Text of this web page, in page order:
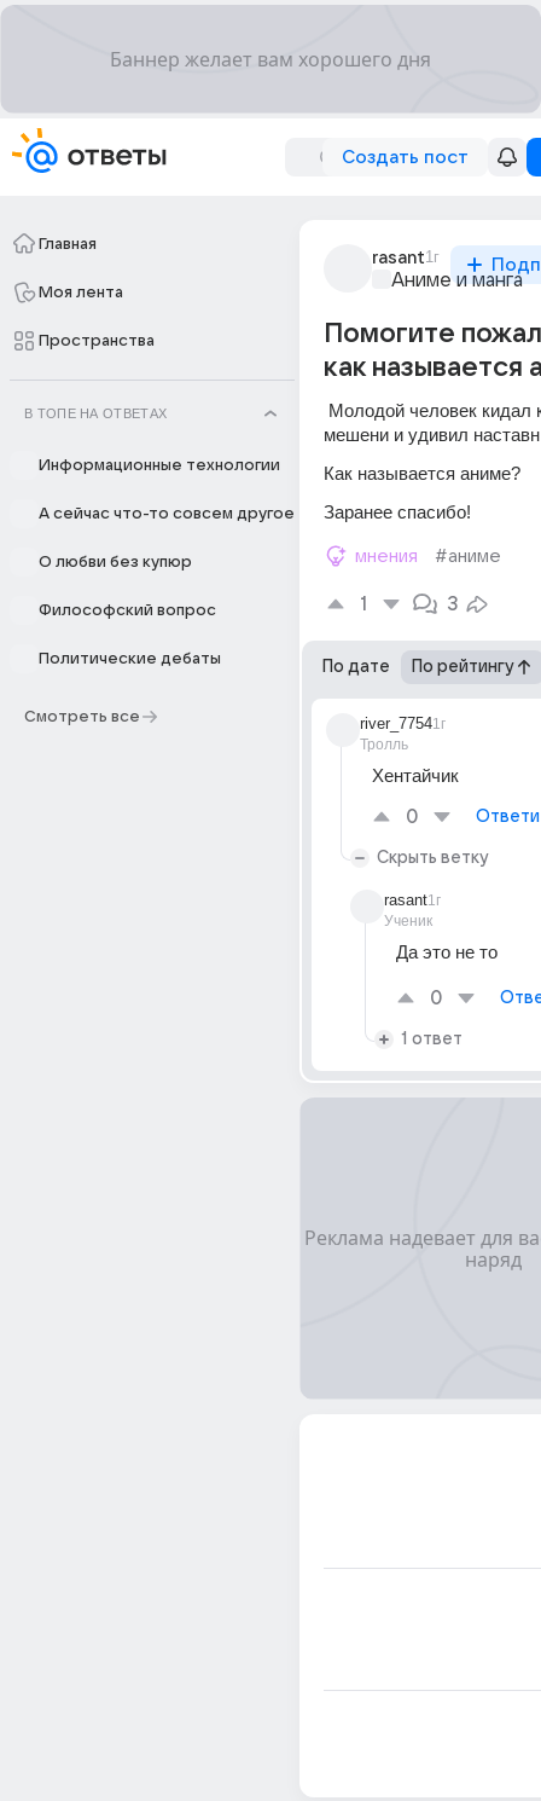
Создать пост
Главная
Моя лента
Пространства
В ТОПЕ НА ОТВЕТАХ
Информационные технологии
А сейчас что-то совсем другое
О любви без купюр
Философский вопрос
Политические дебаты
Смотреть все
rasant1г
Аниме и манга
Помогите
как называется
мешени и удивил
Как называется аниме?
Заранее спасибо!
мнения #аниме
1 3
По дате По рейтингу
river_7754
Тролль
1г
Хентайчик
0
Скрыть ветку
rasant
Ученик
1г
Да это не то
0
1 ответ